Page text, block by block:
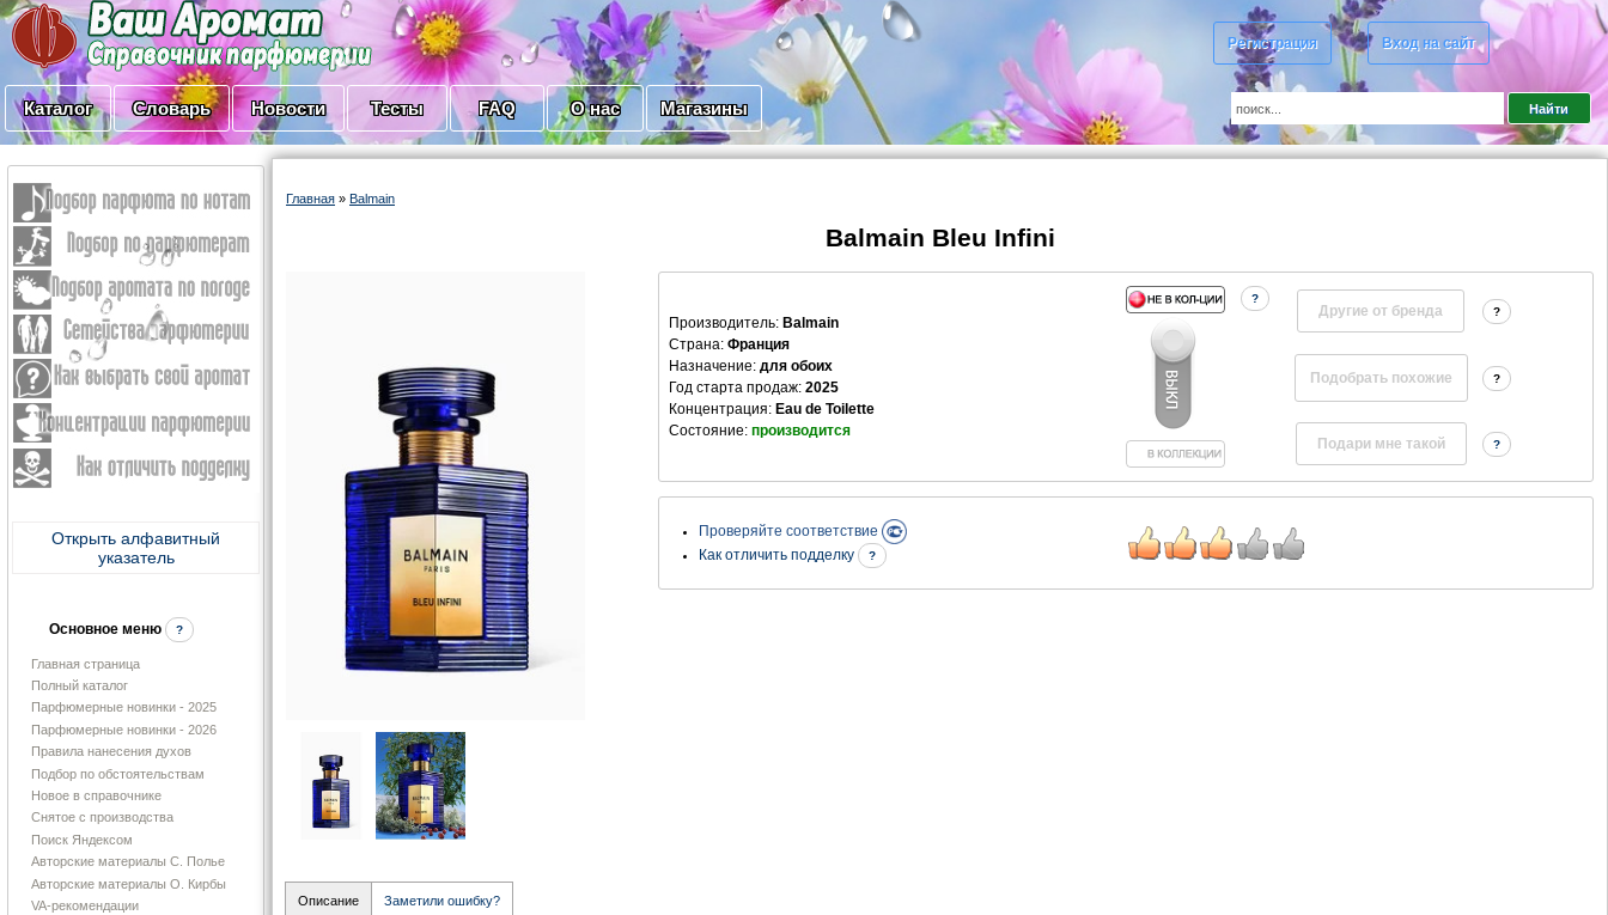
Регистрация Вход на сайт
Каталог Словарь Новости Тесты FAQ О нас Магазины
Открыть алфавитный
указатель
Основное меню ?
Главная страница
Полный каталог
Парфюмерные новинки - 2025
Парфюмерные новинки - 2026
Правила нанесения духов
Подбор по обстоятельствам
Новое в справочнике
Снятое с производства
Поиск Яндексом
Авторские материалы С. Полье
Авторские материалы О. Кирбы
VA-рекомендации
Главная » Balmain
Balmain Bleu Infini
Производитель: Balmain
Страна: Франция
Назначение: для обоих
Год старта продаж: 2025
Концентрация: Eau de Toilette
Состояние: производится
?
Другие от бренда ?
?
?
Проверяйте соответствие
Как отличить подделку
?
Описание Заметили ошибку?